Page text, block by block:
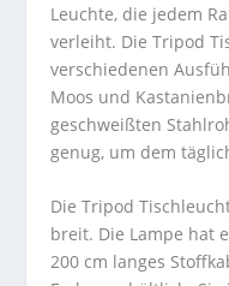
Leuchte, die jedem
verleiht. Die Tripod
verschiedenen
Moos und
geschweißten
genug, um dem
Die Tripod
breit. Die Lampe hat
200 cm langes